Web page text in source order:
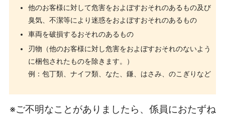
他のお客様に対して危害をおよぼすおそれのあるもの及び
臭気、不潔等により迷惑をおよぼすおそれのあるもの
車両を破損するおそれのあるもの
刃物（他のお客様に対し危害をおよぼすおそれのないよう
に梱包されたものを除きます。）
例：包丁類、ナイフ類、なた、鎌、はさみ、のこぎりなど
※ご不明なことがありましたら、係員におたずね